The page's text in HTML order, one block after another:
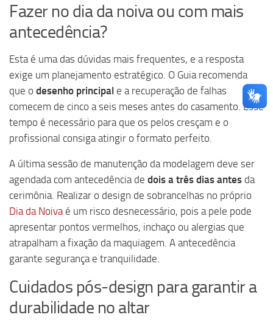
Fazer no dia da noiva ou com mais
antecedência?
Esta é uma das dúvidas mais frequentes, e a resposta
exige um planejamento estratégico. O Guia recomenda
que o desenho principal e a recuperação de falhas
comecem de cinco a seis meses antes do casamento. Esse
tempo é necessário para que os pelos cresçam e o
profissional consiga atingir o formato perfeito.
A última sessão de manutenção da modelagem deve ser
agendada com antecedência de dois a três dias antes da
cerimônia. Realizar o design de sobrancelhas no próprio
Dia da Noivaé um risco desnecessário, pois a pele pode
apresentar pontos vermelhos, inchaço ou alergias que
atrapalham a fixação da maquiagem. A antecedência
garante segurança e tranquilidade.
Cuidados pós-design para garantir a
durabilidade no altar